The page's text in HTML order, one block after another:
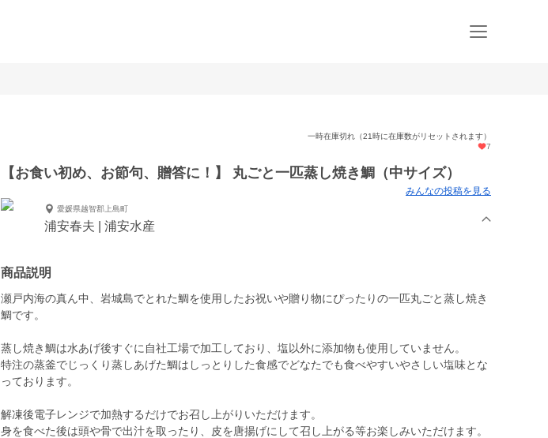
一時在庫切れ（21時に在庫数がリセットされます）
7
【お食い初め、お節句、贈答に！】 丸ごと一匹蒸し焼き鯛（中サイズ）
みんなの投稿を見る
愛媛県越智郡上島町
浦安春夫 | 浦安水産
商品説明
瀬戸内海の真ん中、岩城島でとれた鯛を使用したお祝いや贈り物にぴったりの一匹丸ごと蒸し焼き
鯛です。
蒸し焼き鯛は水あげ後すぐに自社工場で加工しており、塩以外に添加物も使用していません。
特注の蒸釜でじっくり蒸しあげた鯛はしっとりした食感でどなたでも食べやすいやさしい塩味とな
っております。
解凍後電子レンジで加熱するだけでお召し上がりいただけます。
身を食べた後は頭や骨で出汁を取ったり、皮を唐揚げにして召し上がる等お楽しみいただけます。